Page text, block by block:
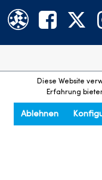
- Alle Rechte
MwSt. und zzgl.
Diese Website
Erfahrung
Ablehnen